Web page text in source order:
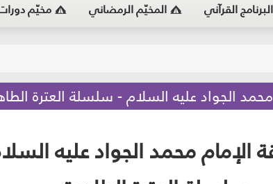
القرآني المخيّم الرمضاني مخيّم
الجواد عليه السلام - سلسلة العترة
الإمام محمد الجواد عليه